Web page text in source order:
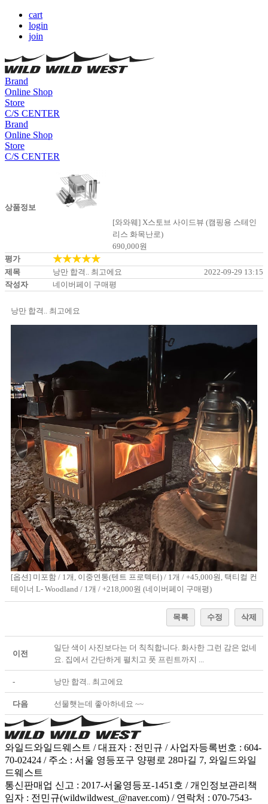
cart
login
join
Brand
Online Shop
Store
C/S CENTER
Brand
Online Shop
Store
C/S CENTER
상품정보
[와와웨] X스토브 사이드뷰 (캠핑용 스테인
리스 화목난로)
690,000원
평가
★★★★★
제목 낭만 합격.. 최고에요
2022-09-29 13:15
작성자
네이버페이 구매평
낭만 합격.. 최고에요
[옵션] 미포함 / 1개, 이중연통(텐트 프로텍터) / 1개 / +45,000원, 택티컬 컨
테이너 L- Woodland / 1개 / +218,000원 (네이버페이 구매평)
목록 수정 삭제
이전
일단 색이 사진보다는 더 칙칙합니다. 화사한 그런 감은 없네
요. 집에서 간단하게 펼치고 풋 프린트까지 ...
- 낭만 합격.. 최고에요
다음 선물햇는데 좋아하네요 ~~
와일드와일드웨스트 / 대표자 : 전민규 / 사업자등록번호 : 604-
70-02424 / 주소 : 서울 영등포구 양평로 28마길 7, 와일드와일
드웨스트
통신판매업 신고 : 2017-서울영등포-1451호 / 개인정보관리책
임자 : 전민규(wildwildwest_@naver.com) / 연락처 : 070-7543-